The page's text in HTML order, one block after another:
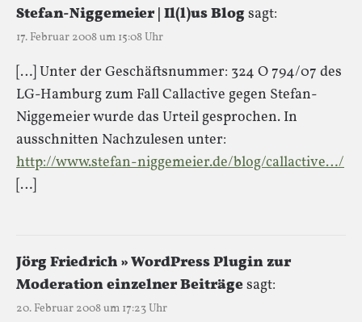
Stefan-Niggemeier | Il(l)us Blogsagt:
17. Februar 2008 um 15:08 Uhr
[…] Unter der Geschäftsnummer: 324 O 794/07 des
LG-Hamburg zum Fall Callactive gegen Stefan-
Niggemeier wurde das Urteil gesprochen. In
ausschnitten Nachzulesen unter:
http://www.stefan-niggemeier.de/blog/callactive…/
[…]
Jörg Friedrich » WordPress Plugin zur
Moderation einzelner Beiträgesagt:
20. Februar 2008 um 17:23 Uhr